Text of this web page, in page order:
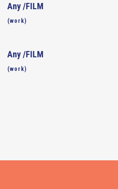
Any /FILM
(work)
Any /FILM
(work)